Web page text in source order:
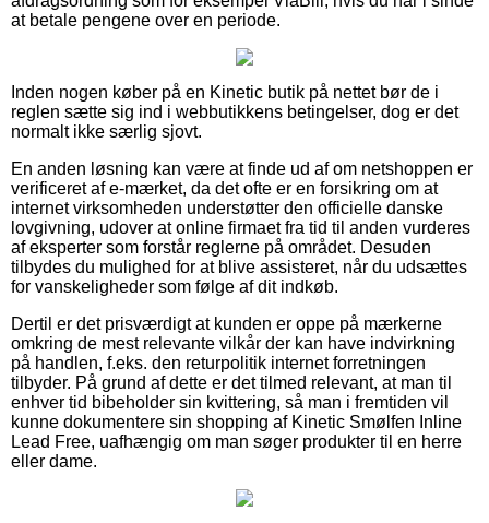
at betale pengene over en periode.
Inden nogen køber på en Kinetic butik på nettet bør de i
reglen sætte sig ind i webbutikkens betingelser, dog er det
normalt ikke særlig sjovt.
En anden løsning kan være at finde ud af om netshoppen er
verificeret af e-mærket, da det ofte er en forsikring om at
internet virksomheden understøtter den officielle danske
lovgivning, udover at online firmaet fra tid til anden vurderes
af eksperter som forstår reglerne på området. Desuden
tilbydes du mulighed for at blive assisteret, når du udsættes
for vanskeligheder som følge af dit indkøb.
Dertil er det prisværdigt at kunden er oppe på mærkerne
omkring de mest relevante vilkår der kan have indvirkning
på handlen, f.eks. den returpolitik internet forretningen
tilbyder. På grund af dette er det tilmed relevant, at man til
enhver tid bibeholder sin kvittering, så man i fremtiden vil
kunne dokumentere sin shopping af Kinetic Smølfen Inline
Lead Free, uafhængig om man søger produkter til en herre
eller dame.